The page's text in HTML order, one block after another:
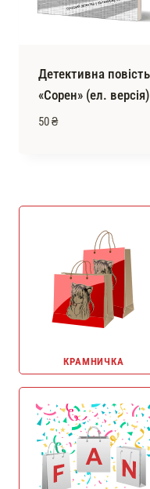
Детективна повість
«Сорен» (ел. версія)
50₴
КРАМНИЧКА